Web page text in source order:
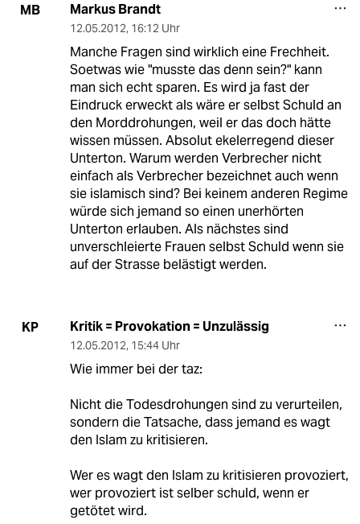
MB Markus Brandt
12.05.2012, 16:12 Uhr
Manche Fragen sind wirklich eine Frechheit.
Soetwas wie "musste das denn sein?" kann
man sich echt sparen. Es wird ja fast der
Eindruck erweckt als wäre er selbst Schuld an
den Morddrohungen, weil er das doch hätte
wissen müssen. Absolut ekelerregend dieser
Unterton. Warum werden Verbrecher nicht
einfach als Verbrecher bezeichnet auch wenn
sie islamisch sind? Bei keinem anderen Regime
würde sich jemand so einen unerhörten
Unterton erlauben. Als nächstes sind
unverschleierte Frauen selbst Schuld wenn sie
auf der Strasse belästigt werden.
KP Kritik = Provokation = Unzulässig
12.05.2012, 15:44 Uhr
Wie immer bei der taz:
Nicht die Todesdrohungen sind zu verurteilen,
sondern die Tatsache, dass jemand es wagt
den Islam zu kritisieren.
Wer es wagt den Islam zu kritisieren provoziert,
wer provoziert ist selber schuld, wenn er
getötet wird.